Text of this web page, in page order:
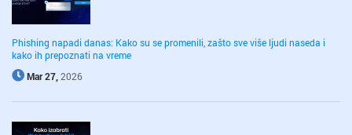
Phishing napadi danas: Kako su se promenili, zašto sve više ljudi naseda i
kako ih prepoznati na vreme
Mar 27, 2026